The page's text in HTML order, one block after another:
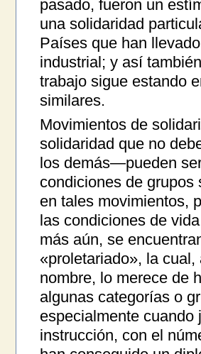
pasado, fueron un
una solidaridad
Países que han
industrial; y así
trabajo sigue estando
similares.
Movimientos de
solidaridad que no
los demás—pueden
condiciones de grupos
en tales movimientos,
las condiciones de
más aún, se
«proletariado», la
nombre, lo merece de
algunas categorías o
especialmente
instrucción, con el